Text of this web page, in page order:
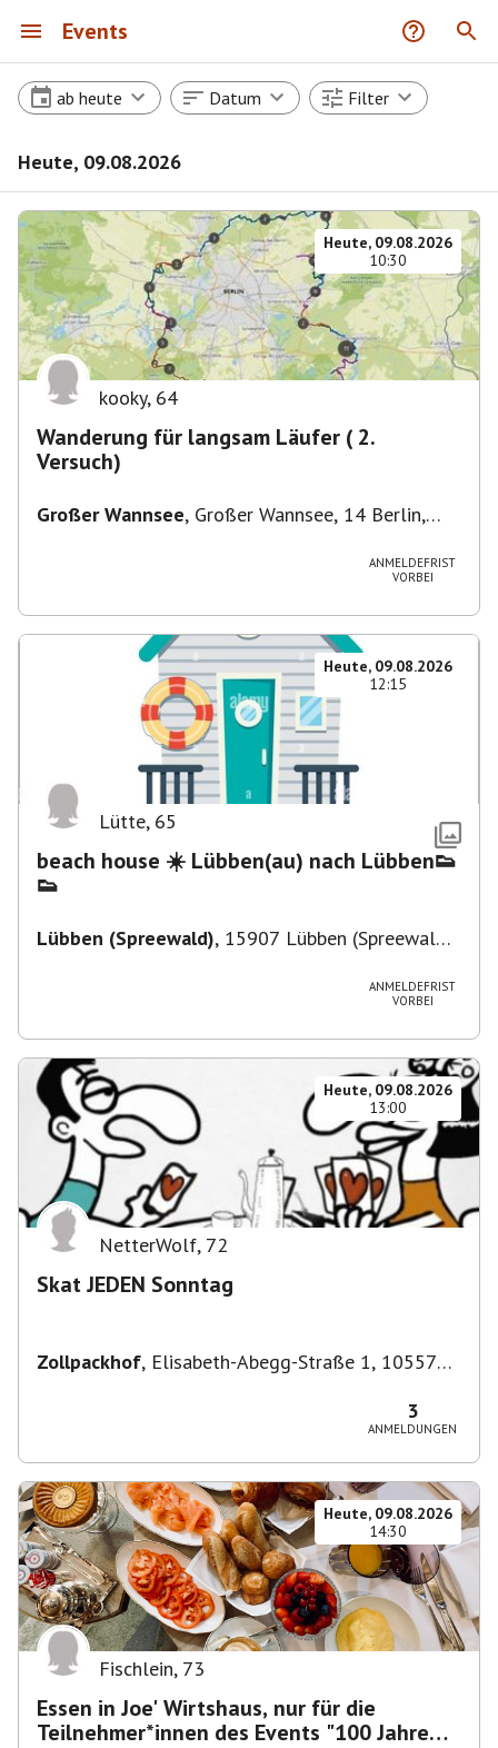
Events
ab heute Datum Filter
Heute, 09.08.2026
Heute, 09.08.2026
10:30
kooky, 64
Wanderung für langsam Läufer ( 2.
Versuch)
Großer Wannsee, Großer Wannsee, 14 Berlin,
ANMELDEFRIST
VORBEI
Heute, 09.08.2026
12:15
Lütte, 65
beach house ☀️ Lübben(au) nach Lübben👟
👟
Lübben (Spreewald), 15907 Lübben (Spreewald),
ANMELDEFRIST
VORBEI
Heute, 09.08.2026
13:00
NetterWolf, 72
Skat JEDEN Sonntag
Zollpackhof, Elisabeth-Abegg-Straße 1, 10557
3
ANMELDUNGEN
Heute, 09.08.2026
14:30
Fischlein, 73
Essen in Joe' Wirtshaus, nur für die
Teilnehmer*innen des Events "100 Jahre